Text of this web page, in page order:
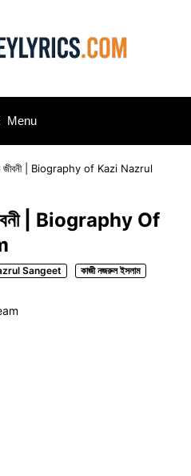
Menu
জীবনী | Biography of Kazi Nazrul
| Biography Of
Sangeet
কাজী নজরুল ইসলাম